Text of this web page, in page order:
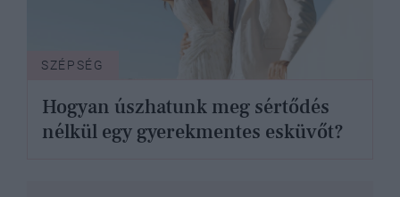
SZÉPSÉG
Hogyan úszhatunk meg sértődés
nélkül egy gyerekmentes esküvőt?